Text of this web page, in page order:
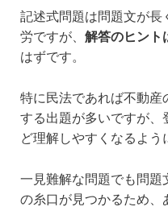
記述式問題は問題文が長
労ですが、 解答のヒント
はずです。
特に民法であれば不動産
する出題が多いですが、
ど理解しやすくなるよう
一見難解な問題でも問題
の糸口が見つかるため、